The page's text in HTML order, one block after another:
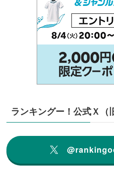
ランキングー！公式Ｘ（